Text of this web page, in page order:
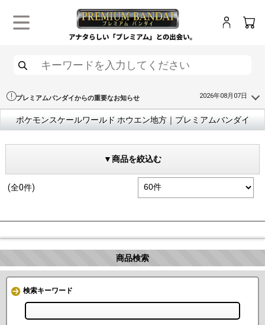
プレミアムバンダイからの重要なお知らせ 2026年08月07日
ポケモンスケールワールド ホウエン地方｜プレミアムバンダイ
▼商品を絞込む
(全0件)
商品検索
検索キーワード